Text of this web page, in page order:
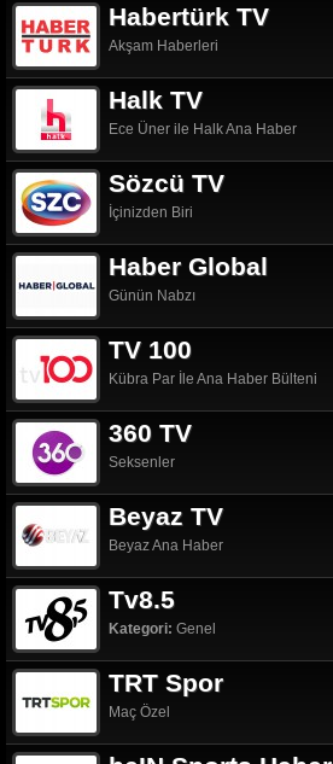
Habertürk TV
Akşam Haberleri
Halk TV
Ece Üner ile Halk Ana Haber
Sözcü TV
İçinizden Biri
Haber Global
Günün Nabzı
TV 100
Kübra Par İle Ana Haber Bülteni
360 TV
Seksenler
Beyaz TV
Beyaz Ana Haber
Tv8.5
Kategori: Genel
TRT Spor
Maç Özel